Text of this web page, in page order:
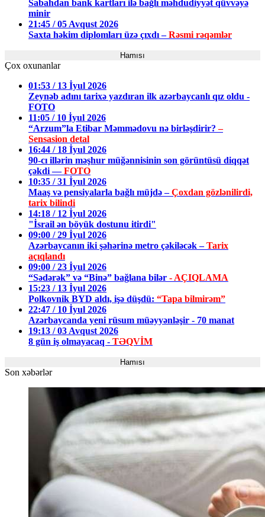
Sabahdan bank kartları ilə bağlı məhdudiyyət qüvvəyə
minir
21:45 / 05 Avqust 2026
Saxta həkim diplomları üzə çıxdı –Rəsmi rəqəmlər
Hamısı
Çox oxunanlar
01:53 / 13 İyul 2026
Zeynəb adını tarixə yazdıran ilk azərbaycanlı qız oldu -
FOTO
11:05 / 10 İyul 2026
“Arzum”la Etibar Məmmədovu nə birləşdirir?–
Sensasion detal
16:44 / 18 İyul 2026
90-cı illərin məşhur müğənnisinin son görüntüsü diqqət
çəkdi —FOTO
10:35 / 31 İyul 2026
Maaş və pensiyalarla bağlı müjdə –Çoxdan gözlənilirdi,
tarix bilindi
14:18 / 12 İyul 2026
"İsrail ən böyük dostunu itirdi"
09:00 / 29 İyul 2026
Azərbaycanın iki şəhərinə metro çəkiləcək –Tarix
açıqlandı
09:00 / 23 İyul 2026
“Sədərək” və “Binə” bağlana bilər - AÇIQLAMA
15:23 / 13 İyul 2026
Polkovnik BYD aldı, işə düşdü: “Tapa bilmirəm”
22:47 / 10 İyul 2026
Azərbaycanda yeni rüsum müəyyənləşir - 70 manat
19:13 / 03 Avqust 2026
8 gün iş olmayacaq - TƏQVİM
Hamısı
Son xəbərlər